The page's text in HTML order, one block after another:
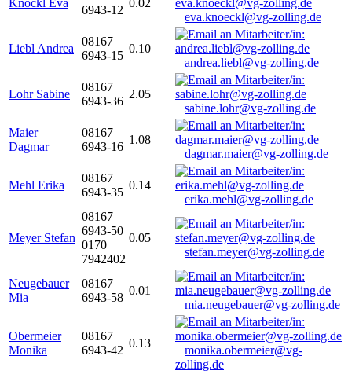
Knöckl Eva
6943-12
0.02
eva.knoeckl@vg-zolling.de
Liebl Andrea
08167
6943-15
0.10
andrea.liebl@vg-zolling.de
Lohr Sabine
08167
6943-36
2.05
sabine.lohr@vg-zolling.de
Maier
Dagmar
08167
6943-16
1.08
dagmar.maier@vg-zolling.de
Mehl Erika
08167
6943-35
0.14
erika.mehl@vg-zolling.de
Meyer Stefan
08167
6943-50
0170
7942402
0.05
stefan.meyer@vg-zolling.de
Neugebauer
Mia
08167
6943-58
0.01
mia.neugebauer@vg-zolling.de
Obermeier
Monika
08167
6943-42
0.13
monika.obermeier@vg-
zolling.de